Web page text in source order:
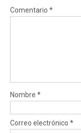
Comentario *
Nombre *
Correo electrónico *